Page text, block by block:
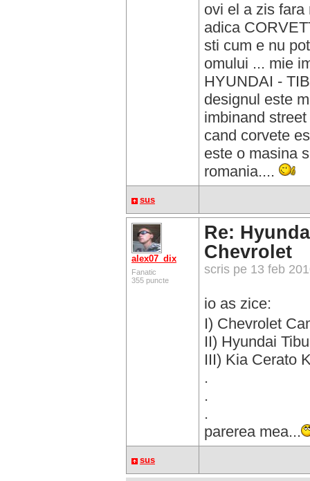
ovi el a zis fara
adica
sti cum e nu
omului ... mie
HYUNDAI -
designul este
imbinand
cand corvete
este o masina
romania....
sus
alex07_dix
Fanatic
355 puncte
Re:
Chevrolet
scris pe 13 feb
io as zice:
I) Chevrolet
II) Hyundai
III) Kia Cerato
.
.
.
parerea mea...
sus